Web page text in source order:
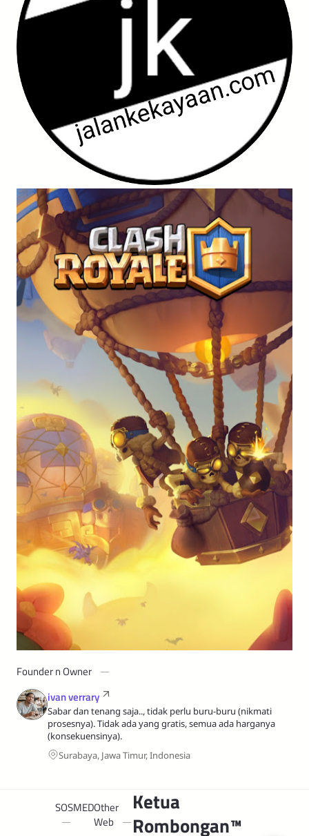
Founder n Owner
ivan verrary
Sabar dan tenang saja.., tidak perlu buru-buru (nikmati
prosesnya). Tidak ada yang gratis, semua ada harganya
(konsekuensinya).
Surabaya, Jawa Timur, Indonesia
Ketua
Rombongan™
SOSMEDOther
Web